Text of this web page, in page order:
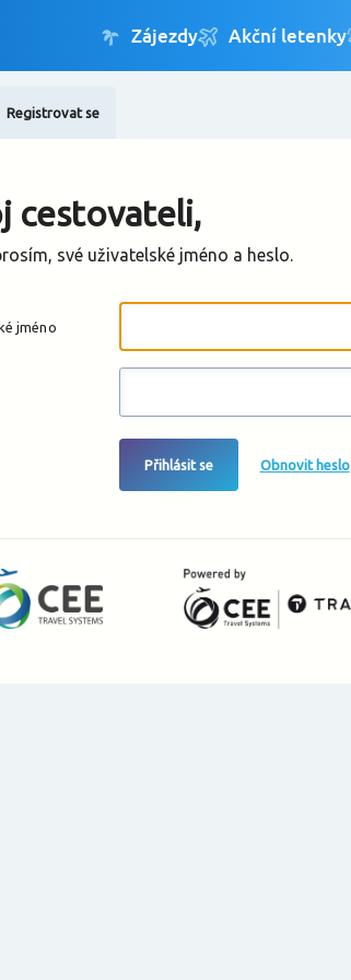
Registrovat se
cestovateli,
své uživatelské jméno a heslo.
jméno
Přihlásit se Obnovit heslo